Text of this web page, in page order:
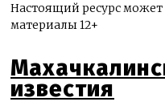
Настоящий ресурс может
материалы 12+
известия